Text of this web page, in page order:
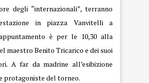
degli “internazionali”, terranno
in piazza Vanvitelli a
è per le 10,30 alla
maestro Benito Tricarico e dei suoi
A far da madrine all’esibizione
protagoniste del torneo.